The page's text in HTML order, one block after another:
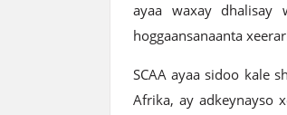
ayaa waxay dhalisay
hoggaansanaanta
SCAA ayaa sidoo kale
Afrika, ay adkeynayso